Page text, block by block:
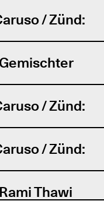
/ Zünd:
/ Zünd:
/ Zünd:
Thawi